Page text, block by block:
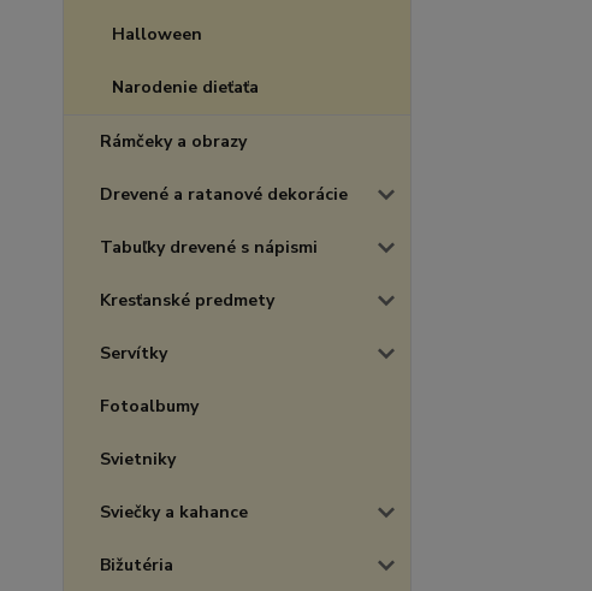
Halloween
Narodenie dieťaťa
Rámčeky a obrazy
Drevené a ratanové dekorácie
Tabuľky drevené s nápismi
Kresťanské predmety
Servítky
Fotoalbumy
Svietniky
Sviečky a kahance
Bižutéria